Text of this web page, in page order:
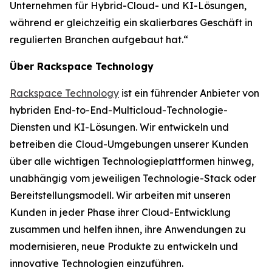
Unternehmen für Hybrid-Cloud- und KI-Lösungen,
während er gleichzeitig ein skalierbares Geschäft in
regulierten Branchen aufgebaut hat.“
Über Rackspace Technology
Rackspace Technology ist ein führender Anbieter von
hybriden End-to-End-Multicloud-Technologie-
Diensten und KI-Lösungen. Wir entwickeln und
betreiben die Cloud-Umgebungen unserer Kunden
über alle wichtigen Technologieplattformen hinweg,
unabhängig vom jeweiligen Technologie-Stack oder
Bereitstellungsmodell. Wir arbeiten mit unseren
Kunden in jeder Phase ihrer Cloud-Entwicklung
zusammen und helfen ihnen, ihre Anwendungen zu
modernisieren, neue Produkte zu entwickeln und
innovative Technologien einzuführen.